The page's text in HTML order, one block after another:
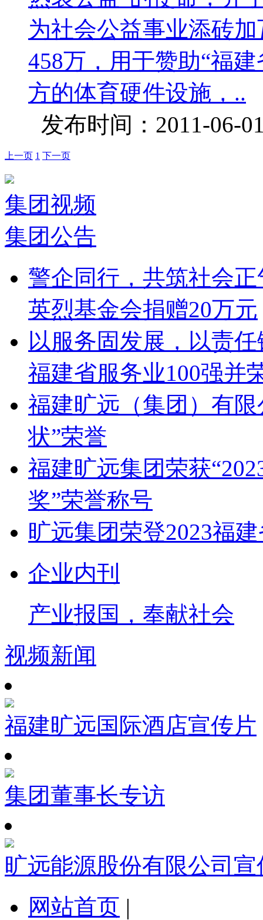
为社会公益事业添砖
458万，用于赞助“福
方的体育硬件设施，..
发布时间：2011-
上一页 1 下一页
集团视频
集团公告
警企同行，共筑社会
英烈基金会捐赠20万元
以服务固发展，以责
福建省服务业100强并
福建旷远（集团）有
状”荣誉
福建旷远集团荣获
奖”荣誉称号
旷远集团荣登2023福
企业内刊
产业报国，奉献社会
视频新闻
福建旷远国际酒店宣传片
集团董事长专访
旷远能源股份有限公司宣
网站首页 |